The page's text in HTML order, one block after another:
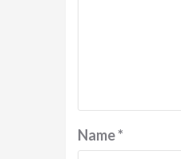
Name*